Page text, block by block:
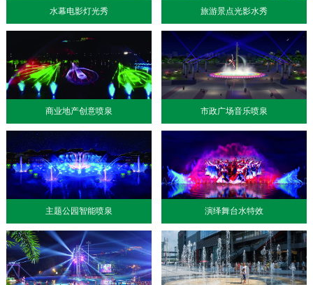
水幕电影灯光秀 旅游景点光影水秀
商业地产创意喷泉 市政广场音乐喷泉
主题公园智能喷泉 演绎舞台水特效